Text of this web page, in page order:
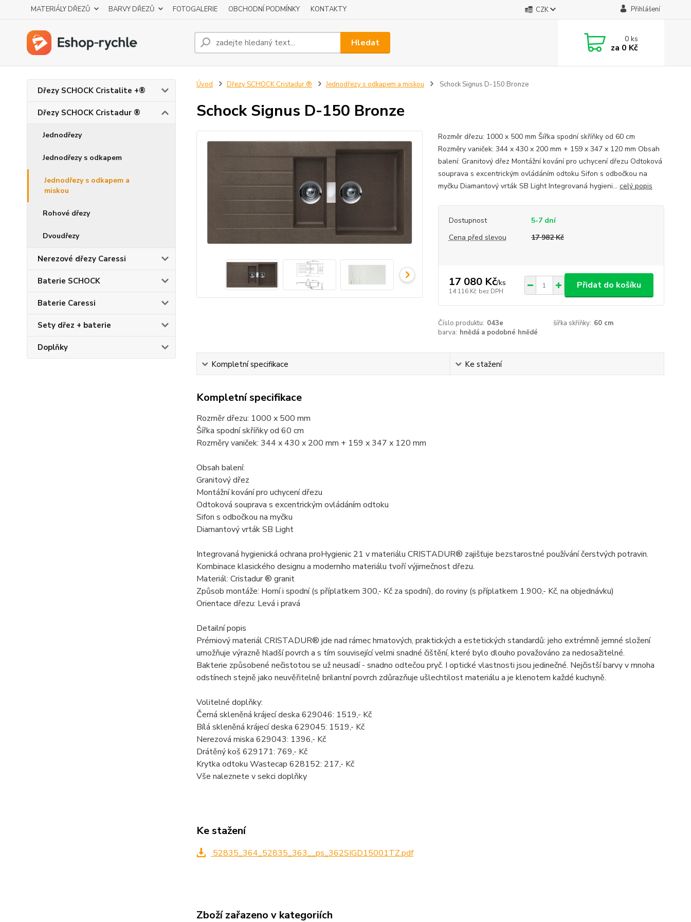
MATERIÁLY DŘEZŮ BARVY DŘEZŮ FOTOGALERIE OBCHODNÍ PODMÍNKY KONTAKTY CZK Přihlášení
Hledat 0ks
za 0 Kč
Dřezy SCHOCK Cristalite +®
Dřezy SCHOCK Cristadur ®
Jednodřezy
Jednodřezy s odkapem
Jednodřezy s odkapem a
miskou
Rohové dřezy
Dvoudřezy
Nerezové dřezy Caressi
Baterie SCHOCK
Baterie Caressi
Sety dřez + baterie
Doplňky
Úvod Dřezy SCHOCK Cristadur ® Jednodřezy s odkapem a miskou Schock Signus D-150 Bronze
Schock Signus D-150 Bronze
Rozměr dřezu: 1000 x 500 mm Šířka spodní skříňky od 60 cm
Rozměry vaniček: 344 x 430 x 200 mm + 159 x 347 x 120 mm Obsah
balení: Granitový dřez Montážní kování pro uchycení dřezu Odtoková
souprava s excentrickým ovládáním odtoku Sifon s odbočkou na
myčku Diamantový vrták SB Light Integrovaná hygieni... celý popis
Dostupnost
5-7 dní
Cena před slevou
17 982 Kč
17 080 Kč/ks
14 116 Kč bez DPH
Přidat do košíku
Číslo produktu: 043e šířka skříňky: 60 cm
barva: hnědá a podobné hnědé
Kompletní specifikace Ke stažení
Kompletní specifikace
Rozměr dřezu: 1000 x 500 mm
Šířka spodní skříňky od 60 cm
Rozměry vaniček: 344 x 430 x 200 mm + 159 x 347 x 120 mm
Obsah balení:
Granitový dřez
Montážní kování pro uchycení dřezu
Odtoková souprava s excentrickým ovládáním odtoku
Sifon s odbočkou na myčku
Diamantový vrták SB Light
Integrovaná hygienická ochrana proHygienic 21 v materiálu CRISTADUR® zajišťuje bezstarostné používání čerstvých potravin.
Kombinace klasického designu a moderního materiálu tvoří výjimečnost dřezu.
Materiál: Cristadur ® granit
Způsob montáže: Horní i spodní (s příplatkem 300,- Kč za spodní), do roviny (s příplatkem 1.900,- Kč, na objednávku)
Orientace dřezu: Levá i pravá
Detailní popis
Prémiový materiál CRISTADUR® jde nad rámec hmatových, praktických a estetických standardů: jeho extrémně jemné složení
umožňuje výrazně hladší povrch a s tím související velmi snadné čištění, které bylo dlouho považováno za nedosažitelné.
Bakterie způsobené nečistotou se už neusadí - snadno odtečou pryč. I optické vlastnosti jsou jedinečné. Nejčistší barvy v mnoha
odstínech stejně jako neuvěřitelně brilantní povrch zdůrazňuje ušlechtilost materiálu a je klenotem každé kuchyně.
Volitelné doplňky:
Černá skleněná krájecí deska 629046: 1519,- Kč
Bílá skleněná krájecí deska 629045: 1519,- Kč
Nerezová miska 629043: 1396,- Kč
Drátěný koš 629171: 769,- Kč
Krytka odtoku Wastecap 628152: 217,- Kč
Vše naleznete v sekci doplňky
Ke stažení
52835_364_52835_363__ps_362SIGD15001TZ.pdf
Zboží zařazeno v kategoriích